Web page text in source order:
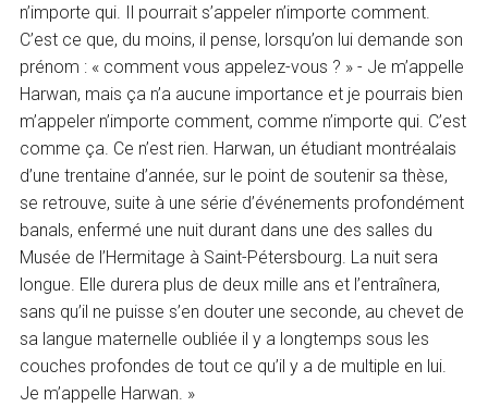
n’importe qui. Il pourrait s’appeler n’importe comment.
C’est ce que, du moins, il pense, lorsqu’on lui demande son
prénom : « comment vous appelez-vous ? » - Je m’appelle
Harwan, mais ça n’a aucune importance et je pourrais bien
m’appeler n’importe comment, comme n’importe qui. C’est
comme ça. Ce n’est rien. Harwan, un étudiant montréalais
d’une trentaine d’année, sur le point de soutenir sa thèse,
se retrouve, suite à une série d’événements profondément
banals, enfermé une nuit durant dans une des salles du
Musée de l’Hermitage à Saint-Pétersbourg. La nuit sera
longue. Elle durera plus de deux mille ans et l’entraînera,
sans qu’il ne puisse s’en douter une seconde, au chevet de
sa langue maternelle oubliée il y a longtemps sous les
couches profondes de tout ce qu’il y a de multiple en lui.
Je m’appelle Harwan. »